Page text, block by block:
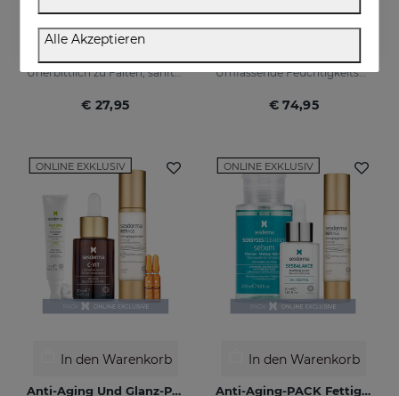
Unerbittlich zu Falten, sanft zu Ihrer Haut
€ 27,95
Umfassende Feuchtigkeitspflege, Leuchtkraft und Anti-Ageing-Kur.
€ 74,95
ONLINE EXKLUSIV
In den Warenkorb
Anti-Aging Und Glanz-PACK
ONLINE EXKLUSIV
In den Warenkorb
Anti-Aging-PACK Fettige Haut
Alle Akzeptieren